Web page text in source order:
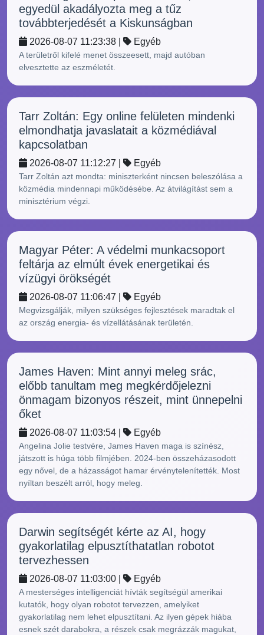
egyedül akadályozta meg a tűz
továbbterjedését a Kiskunságban
2026-08-07 11:23:38 | Egyéb
A területről kifelé menet összeesett, majd autóban
elvesztette az eszméletét.
Tarr Zoltán: Egy online felületen mindenki
elmondhatja javaslatait a közmédiával
kapcsolatban
2026-08-07 11:12:27 | Egyéb
Tarr Zoltán azt mondta: miniszterként nincsen beleszólása a
közmédia mindennapi működésébe. Az átvilágítást sem a
minisztérium végzi.
Magyar Péter: A védelmi munkacsoport
feltárja az elmúlt évek energetikai és
vízügyi örökségét
2026-08-07 11:06:47 | Egyéb
Megvizsgálják, milyen szükséges fejlesztések maradtak el
az ország energia- és vízellátásának területén.
James Haven: Mint annyi meleg srác,
előbb tanultam meg megkérdőjelezni
önmagam bizonyos részeit, mint ünnepelni
őket
2026-08-07 11:03:54 | Egyéb
Angelina Jolie testvére, James Haven maga is színész,
játszott is húga több filmjében. 2024-ben összeházasodott
egy nővel, de a házasságot hamar érvénytelenítették. Most
nyíltan beszélt arról, hogy meleg.
Darwin segítségét kérte az AI, hogy
gyakorlatilag elpusztíthatatlan robotot
tervezhessen
2026-08-07 11:03:00 | Egyéb
A mesterséges intelligenciát hívták segítségül amerikai
kutatók, hogy olyan robotot tervezzen, amelyiket
gyakorlatilag nem lehet elpusztítani. Az ilyen gépek hiába
esnek szét darabokra, a részek csak megrázzák magukat,